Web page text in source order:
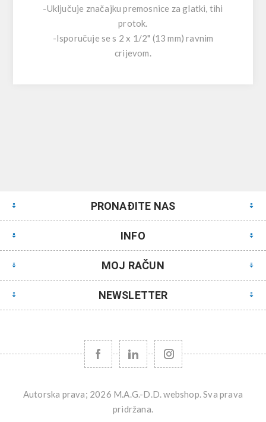
-Uključuje značajku premosnice za glatki, tihi
protok.
-Isporučuje se s 2 x 1/2" (13 mm) ravnim
crijevom.
PRONAĐITE NAS
INFO
MOJ RAČUN
NEWSLETTER
Autorska prava; 2026 M.A.G.-D.D. webshop. Sva prava
pridržana.